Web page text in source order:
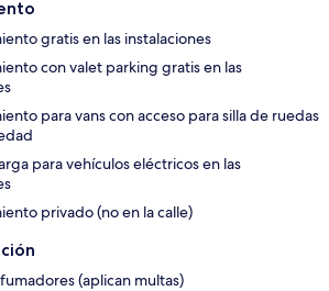
gratis en las instalaciones
con valet parking gratis en las
para vans con acceso para silla de ruedas
para vehículos eléctricos en las
privado (no en la calle)
(aplican multas)